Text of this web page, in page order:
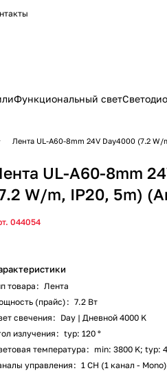
Функциональный свет
Лента UL-A60-8mm 24V Day4000 (7.2 W/
UL-A60-8mm
W/m, IP20, 5m)
044054
товара : Лента
(прайс) : 7.2 Вт
свечения: Day | Дневной 4000 K
излучения : typ: 120 °
температура : min: 3800 K; typ:
управления: 1 CH (1 канал - Mono)